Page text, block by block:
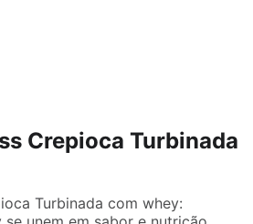
Crepioca Turbinada
Turbinada com whey: